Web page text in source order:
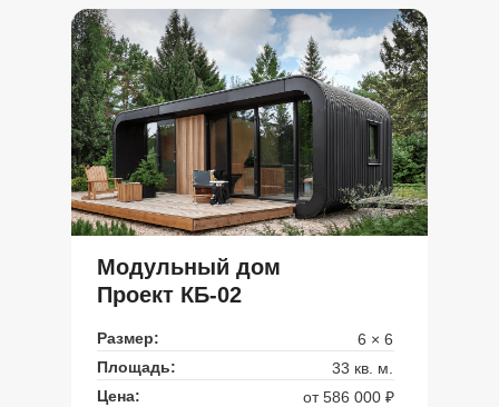
Модульный дом
Проект КБ-02
Размер:
6 × 6
Площадь:
33 кв. м.
Цена:
от 586 000 ₽